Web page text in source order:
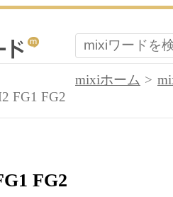
mixiホーム
FG1 FG2
FG2